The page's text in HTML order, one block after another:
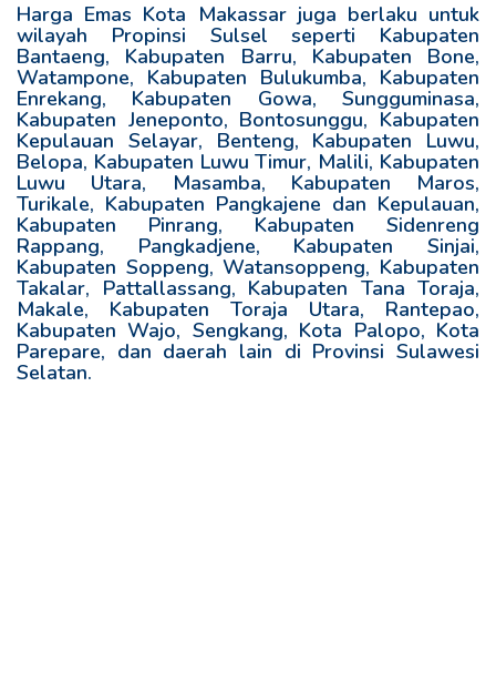
Harga Emas Kota Makassar juga berlaku untuk
wilayah Propinsi Sulsel seperti Kabupaten
Bantaeng, Kabupaten Barru, Kabupaten Bone,
Watampone, Kabupaten Bulukumba, Kabupaten
Enrekang, Kabupaten Gowa, Sungguminasa,
Kabupaten Jeneponto, Bontosunggu, Kabupaten
Kepulauan Selayar, Benteng, Kabupaten Luwu,
Belopa, Kabupaten Luwu Timur, Malili, Kabupaten
Luwu Utara, Masamba, Kabupaten Maros,
Turikale, Kabupaten Pangkajene dan Kepulauan,
Kabupaten Pinrang, Kabupaten Sidenreng
Rappang, Pangkadjene, Kabupaten Sinjai,
Kabupaten Soppeng, Watansoppeng, Kabupaten
Takalar, Pattallassang, Kabupaten Tana Toraja,
Makale, Kabupaten Toraja Utara, Rantepao,
Kabupaten Wajo, Sengkang, Kota Palopo, Kota
Parepare, dan daerah lain di Provinsi Sulawesi
Selatan.